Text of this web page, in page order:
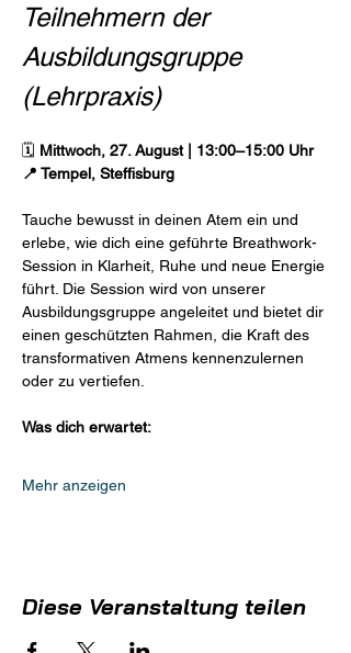
Teilnehmern der
Ausbildungsgruppe
(Lehrpraxis)
🗓️ Mittwoch, 27. August | 13:00–15:00 Uhr
📍 Tempel, Steffisburg
Tauche bewusst in deinen Atem ein und
erlebe, wie dich eine geführte Breathwork-
Session in Klarheit, Ruhe und neue Energie
führt. Die Session wird von unserer
Ausbildungsgruppe angeleitet und bietet dir
einen geschützten Rahmen, die Kraft des
transformativen Atmens kennenzulernen
oder zu vertiefen.
Was dich erwartet:
Mehr anzeigen
Diese Veranstaltung teilen